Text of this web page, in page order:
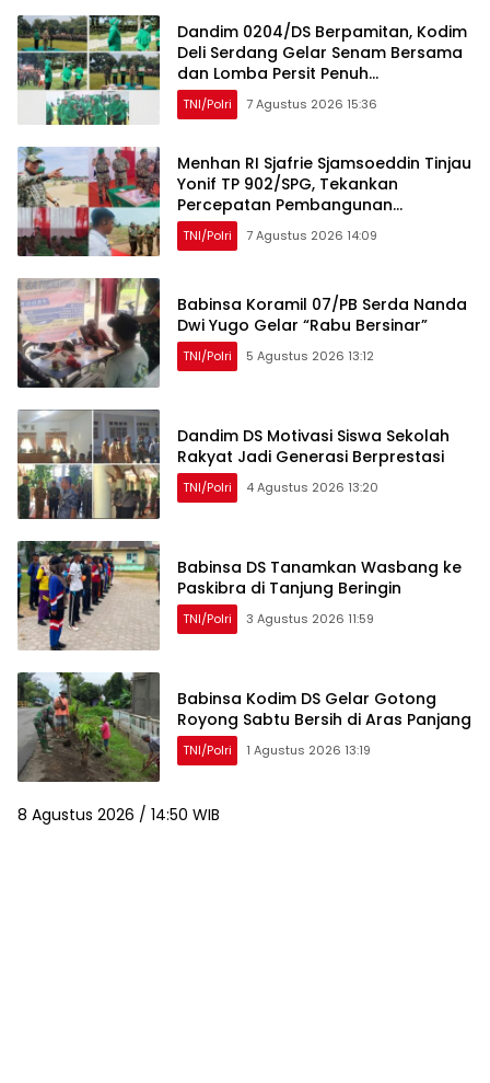
Dandim 0204/DS Berpamitan, Kodim
Deli Serdang Gelar Senam Bersama
dan Lomba Persit Penuh
Kebersamaan
TNI/Polri 7 Agustus 2026 15:36
Menhan RI Sjafrie Sjamsoeddin Tinjau
Yonif TP 902/SPG, Tekankan
Percepatan Pembangunan
Pangkalan dan Pengabdian Prajurit
kepada Rakyat
TNI/Polri 7 Agustus 2026 14:09
Babinsa Koramil 07/PB Serda Nanda
Dwi Yugo Gelar “Rabu Bersinar”
TNI/Polri 5 Agustus 2026 13:12
Dandim DS Motivasi Siswa Sekolah
Rakyat Jadi Generasi Berprestasi
TNI/Polri 4 Agustus 2026 13:20
Babinsa DS Tanamkan Wasbang ke
Paskibra di Tanjung Beringin
TNI/Polri 3 Agustus 2026 11:59
Babinsa Kodim DS Gelar Gotong
Royong Sabtu Bersih di Aras Panjang
TNI/Polri 1 Agustus 2026 13:19
8 Agustus 2026 / 14:50 WIB